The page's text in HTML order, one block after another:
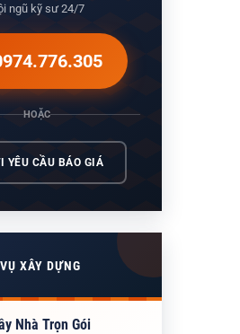
ngũ kỹ sư 24/7
HOẶC
YÊU CẦU BÁO GIÁ
XÂY DỰNG
Nhà Trọn Gói